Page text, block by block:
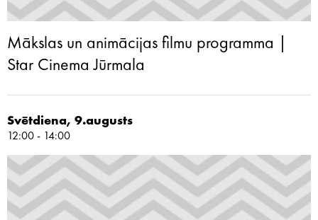
Mākslas un animācijas filmu programma |
Star Cinema Jūrmala
Svētdiena, 9.augusts
12:00 - 14:00